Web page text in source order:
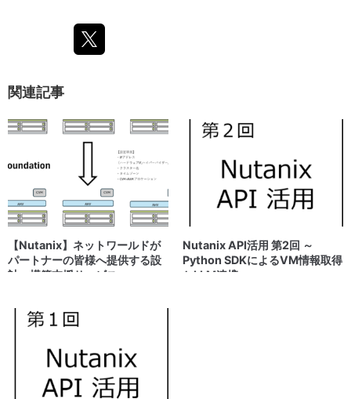
関連記事
【Nutanix】ネットワールドが
パートナーの皆様へ提供する設
計・構築支援サービス
Nutanix API活用 第2回 ～
Python SDKによるVM情報取得
とLLM連携～